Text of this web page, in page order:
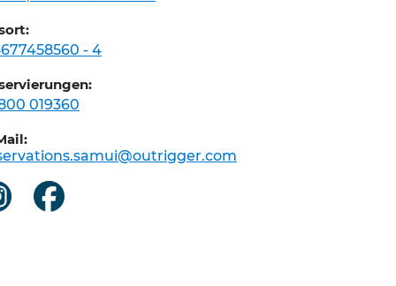
- 4
019360